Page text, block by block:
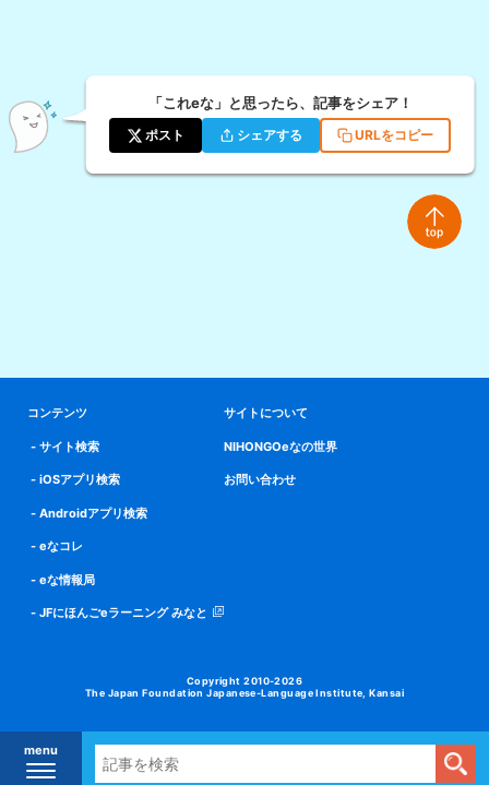
menu
「これeな」と思ったら、記事をシェア！
ポスト シェアする URLをコピー
コンテンツ
サイト検索
iOSアプリ検索
Androidアプリ検索
eなコレ
eな情報局
JFにほんごeラーニング みなと
サイトについて
NIHONGOeなの世界
お問い合わせ
Copyright 2010-2026
The Japan Foundation Japanese-Language Institute, Kansai